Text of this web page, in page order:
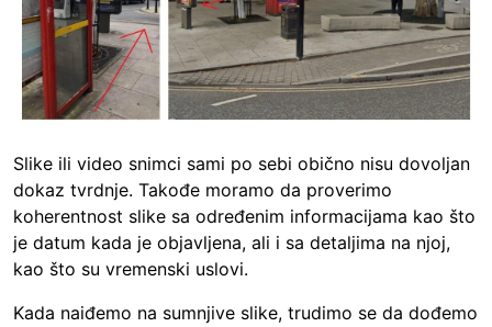
Slike ili video snimci sami po sebi obično nisu dovoljan
dokaz tvrdnje. Takođe moramo da proverimo
koherentnost slike sa određenim informacijama kao što
je datum kada je objavljena, ali i sa detaljima na njoj,
kao što su vremenski uslovi.
Kada naiđemo na sumnjive slike, trudimo se da dođemo